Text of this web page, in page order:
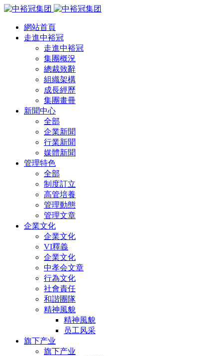
網站首頁
走進中裕冠
走進中裕冠
集團概況
總裁致辭
組織架構
成長經歷
集團畫冊
新聞中心
全部
企業新聞
行業新聞
媒體新聞
管理特色
全部
制度訂立
高管培養
管理動態
管理文章
企業文化
企業文化
VI釋義
企業文化
中孝会文章
行為文化
社會責任
和諧團隊
精神風貌
精神風貌
员工风采
旗下产业
旗下产业